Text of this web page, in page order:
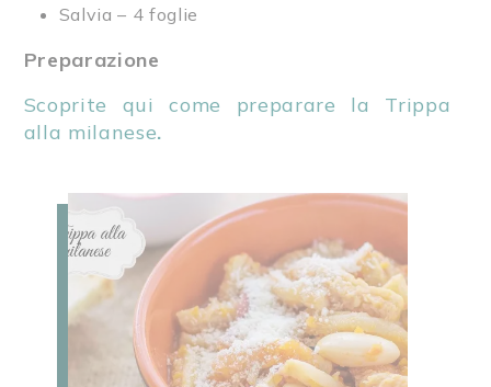
Salvia – 4 foglie
Preparazione
Scoprite qui come preparare la Trippa
alla milanese.